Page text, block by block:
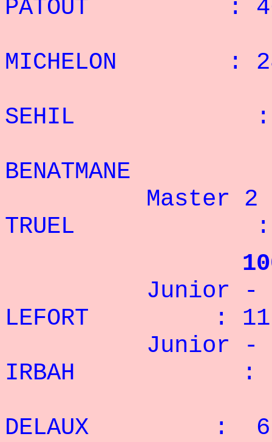
PATOUT
: 46
MICHELON :
SEHIL : 27
BENATMANE :
TRUEL :
Junior -
LEFORT : 11
Junior -
IRBAH : 9
DELAUX : 6